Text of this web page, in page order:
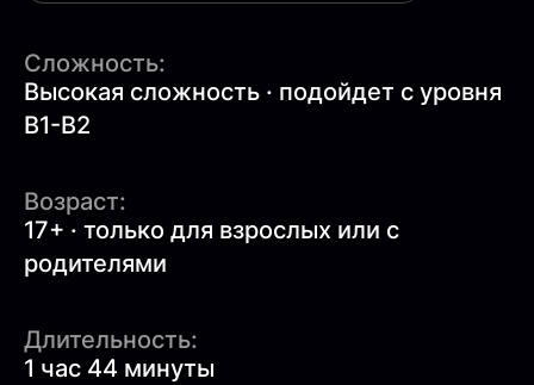
Сложность:
Высокая сложность · подойдет с уровня
B1-B2
Возраст:
17+ · только для взрослых или с
родителями
Длительность:
1 час 44 минуты